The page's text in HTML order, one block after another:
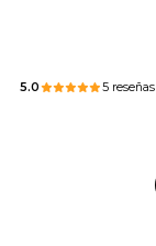
5.0 5 reseñas